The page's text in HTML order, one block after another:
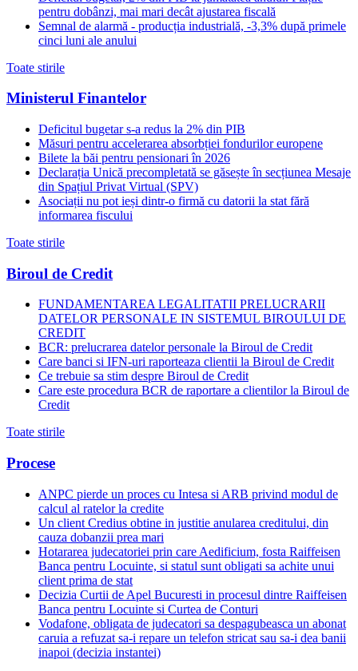
pentru dobânzi, mai mari decât ajustarea fiscală
Semnal de alarmă - producția industrială, -3,3% după primele
cinci luni ale anului
Toate stirile
Ministerul Finantelor
Deficitul bugetar s-a redus la 2% din PIB
Măsuri pentru accelerarea absorbției fondurilor europene
Bilete la băi pentru pensionari în 2026
Declarația Unică precompletată se găsește în secțiunea Mesaje
din Spațiul Privat Virtual (SPV)
Asociații nu pot ieși dintr-o firmă cu datorii la stat fără
informarea fiscului
Toate stirile
Biroul de Credit
FUNDAMENTAREA LEGALITATII PRELUCRARII
DATELOR PERSONALE IN SISTEMUL BIROULUI DE
CREDIT
BCR: prelucrarea datelor personale la Biroul de Credit
Care banci si IFN-uri raporteaza clientii la Biroul de Credit
Ce trebuie sa stim despre Biroul de Credit
Care este procedura BCR de raportare a clientilor la Biroul de
Credit
Toate stirile
Procese
ANPC pierde un proces cu Intesa si ARB privind modul de
calcul al ratelor la credite
Un client Credius obtine in justitie anularea creditului, din
cauza dobanzii prea mari
Hotararea judecatoriei prin care Aedificium, fosta Raiffeisen
Banca pentru Locuinte, si statul sunt obligati sa achite unui
client prima de stat
Decizia Curtii de Apel Bucuresti in procesul dintre Raiffeisen
Banca pentru Locuinte si Curtea de Conturi
Vodafone, obligata de judecatori sa despagubeasca un abonat
caruia a refuzat sa-i repare un telefon stricat sau sa-i dea banii
inapoi (decizia instantei)